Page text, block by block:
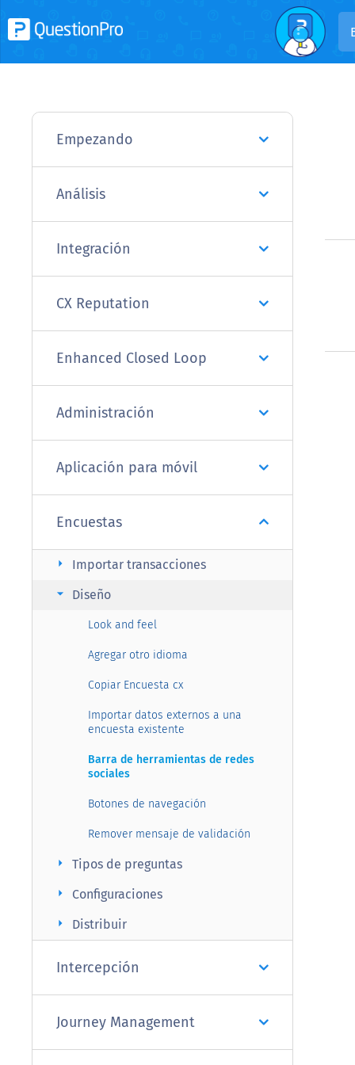
Empezando
Análisis
Integración
CX Reputation
Enhanced Closed Loop
Administración
Aplicación para móvil
Encuestas
Importar transacciones
arrow_right
Diseño
arrow_right
Look and feel
Agregar otro idioma
Copiar Encuesta cx
Importar datos externos a una
encuesta existente
Barra de herramientas de redes
sociales
Botones de navegación
Remover mensaje de validación
Tipos de preguntas
arrow_right
Configuraciones
arrow_right
Distribuir
arrow_right
Intercepción
Journey Management